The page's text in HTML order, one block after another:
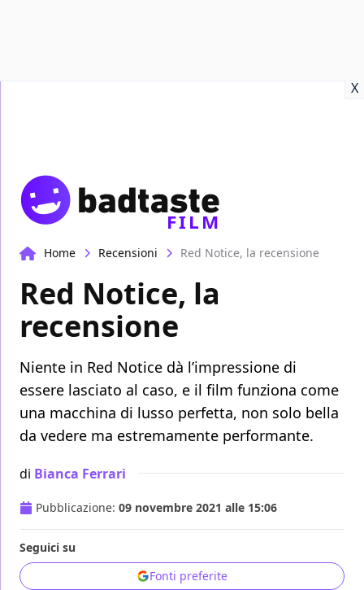
X
FILM
Home Recensioni Red Notice, la recensione
Red Notice, la
recensione
Niente in Red Notice dà l’impressione di
essere lasciato al caso, e il film funziona come
una macchina di lusso perfetta, non solo bella
da vedere ma estremamente performante.
di Bianca Ferrari
Pubblicazione: 09 novembre 2021 alle 15:06
Seguici su
Fonti preferite